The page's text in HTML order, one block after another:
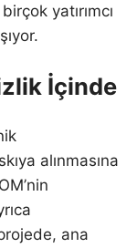
yatırımcı
İçinde
alınmasına
ana